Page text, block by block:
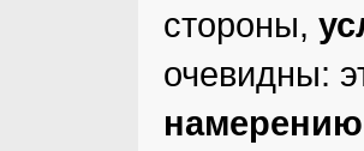
стороны,
очевидны: